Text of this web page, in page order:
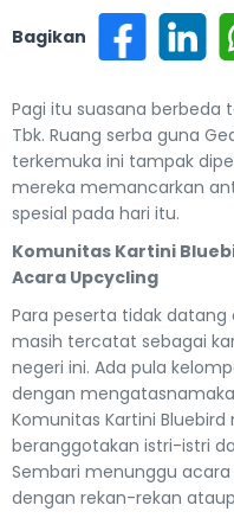
Bagikan
Pagi itu suasana berbeda
Tbk. Ruang serba guna
terkemuka ini tampak
mereka memancarkan
spesial pada hari itu.
Komunitas Kartini
Acara Upcycling
Para peserta tidak
masih tercatat sebagai
negeri ini. Ada pula
dengan
Komunitas Kartini
beranggotakan istri-istri
Sembari menunggu
dengan rekan-rekan